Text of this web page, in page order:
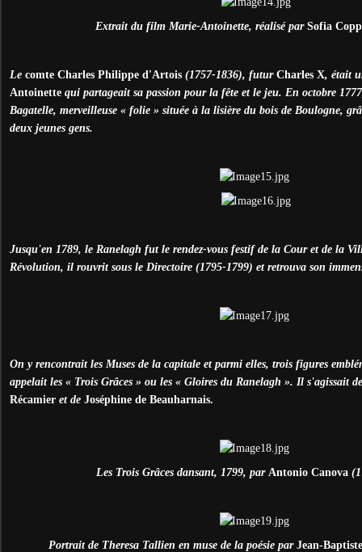
Extrait du film Marie-Antoinette, réalisé par Sofia
Le comte Charles Philippe d'Artois (1757-1836), futur Charles X, était
Antoinette qui partageait sa passion pour la fête et le jeu. En octobre
Bagatelle, merveilleuse « folie » située à la lisière du bois de Boulogne,
deux jeunes gens.
Jusqu'en 1789, le Ranelagh fut le rendez-vous festif de la Cour et de la
Révolution, il rouvrit sous le Directoire (1795-1799) et retrouva son
On y rencontrait les Muses de la capitale et parmi elles, trois figures
appelait les « Trois Grâces » ou les « Gloires du Ranelagh ». Il s'agissait
Récamier et de Joséphine de Beauharnais.
Les Trois Grâces dansant, 1799, par Antonio Canova
Portrait de Theresa Tallien en muse de la poésie par Jean-